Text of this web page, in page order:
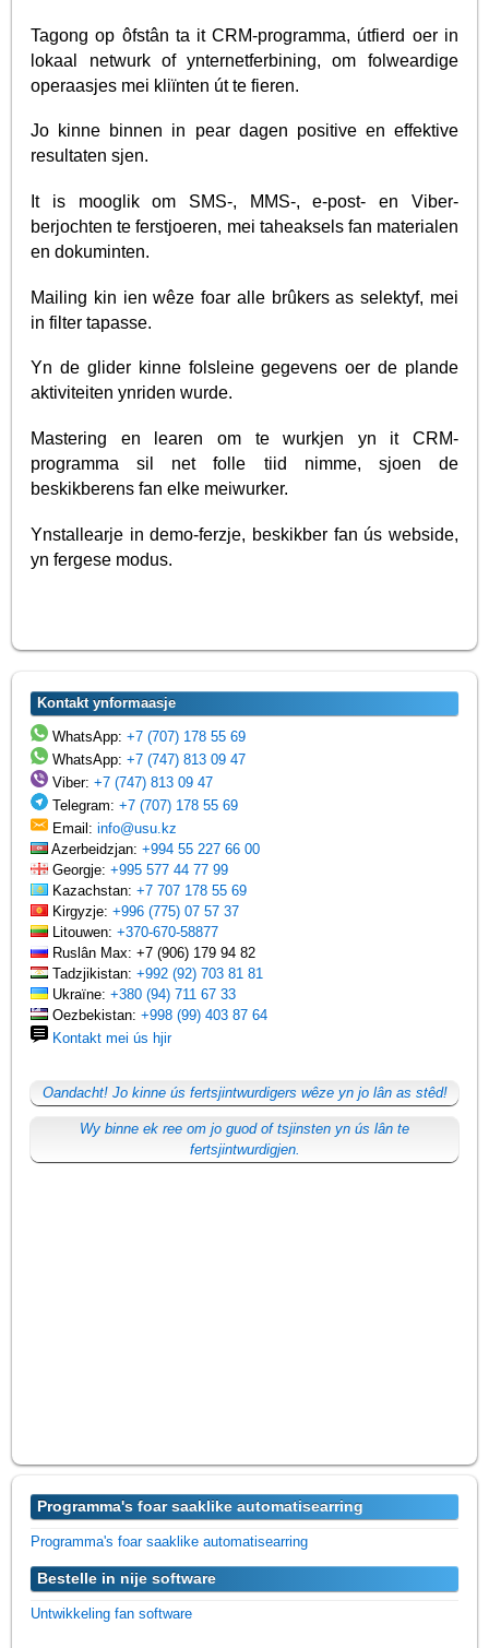
Tagong op ôfstân ta it CRM-programma, útfierd oer in
lokaal netwurk of ynternetferbining, om folweardige
operaasjes mei kliïnten út te fieren.
Jo kinne binnen in pear dagen positive en effektive
resultaten sjen.
It is mooglik om SMS-, MMS-, e-post- en Viber-
berjochten te ferstjoeren, mei taheaksels fan materialen
en dokuminten.
Mailing kin ien wêze foar alle brûkers as selektyf, mei
in filter tapasse.
Yn de glider kinne folsleine gegevens oer de plande
aktiviteiten ynriden wurde.
Mastering en learen om te wurkjen yn it CRM-
programma sil net folle tiid nimme, sjoen de
beskikberens fan elke meiwurker.
Ynstallearje in demo-ferzje, beskikber fan ús webside,
yn fergese modus.
Kontakt ynformaasje
WhatsApp:+7 (707) 178 55 69
WhatsApp:+7 (747) 813 09 47
Viber:+7 (747) 813 09 47
Telegram:+7 (707) 178 55 69
Email:info@usu.kz
Azerbeidzjan:+994 55 227 66 00
Georgje:+995 577 44 77 99
Kazachstan:+7 707 178 55 69
Kirgyzje:+996 (775) 07 57 37
Litouwen:+370-670-58877
Ruslân Max: +7 (906) 179 94 82
Tadzjikistan:+992 (92) 703 81 81
Ukraïne:+380 (94) 711 67 33
Oezbekistan:+998 (99) 403 87 64
Kontakt mei ús hjir
Oandacht! Jo kinne ús fertsjintwurdigers wêze yn jo lân as stêd!
Wy binne ek ree om jo guod of tsjinsten yn ús lân te
fertsjintwurdigjen.
Programma's foar saaklike automatisearring
Programma's foar saaklike automatisearring
Bestelle in nije software
Untwikkeling fan software